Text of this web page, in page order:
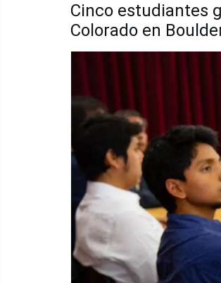
Cinco estudiantes
Colorado en